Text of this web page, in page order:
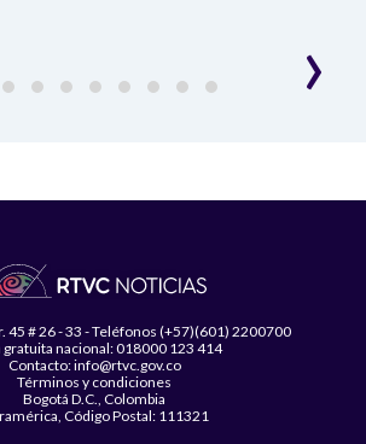
›
45 # 26 - 33 - Teléfonos (+57)(601) 2200700
gratuita nacional: 018000 123 414
Contacto: info@rtvc.gov.co
Términos y condiciones
Bogotá D.C., Colombia
Código Postal: 111321